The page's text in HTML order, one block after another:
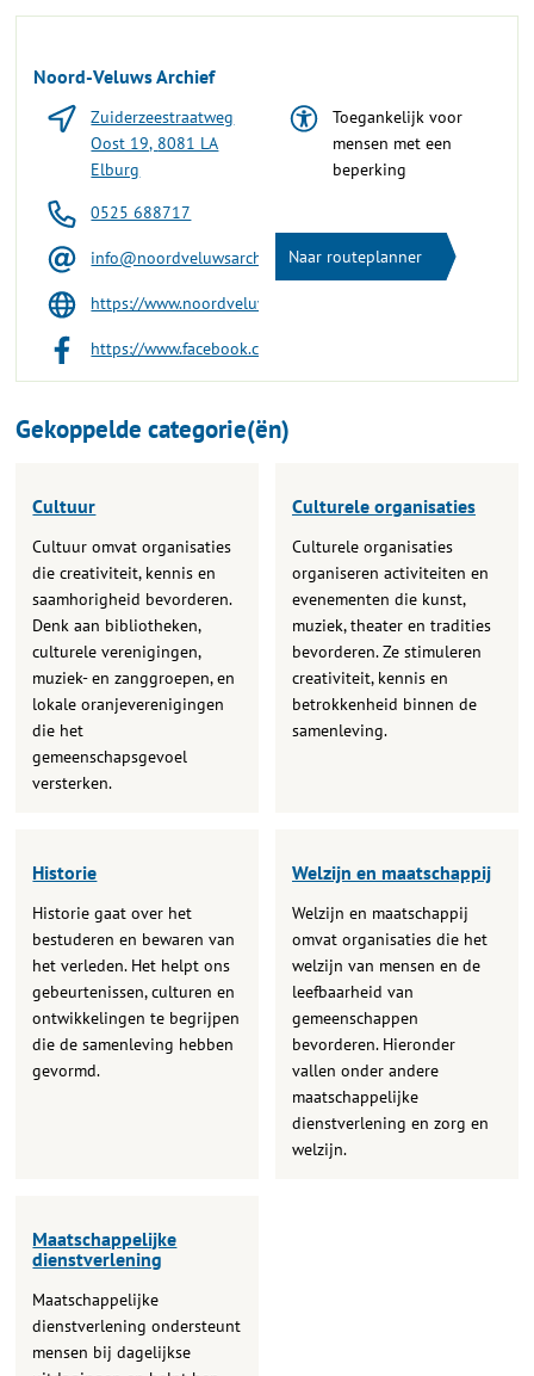
Noord-Veluws Archief
Zuiderzeestraatweg
Oost 19, 8081 LA
Elburg
0525 688717
info@noordveluwsarchief.nl
https://www.noordveluwsarchief.nl
https://www.facebook.com/noordveluwsarchief/
Toegankelijk voor
mensen met een
beperking
Naar routeplanner
Gekoppelde categorie(ën)
Cultuur
Cultuur omvat organisaties
die creativiteit, kennis en
saamhorigheid bevorderen.
Denk aan bibliotheken,
culturele verenigingen,
muziek- en zanggroepen, en
lokale oranjeverenigingen
die het
gemeenschapsgevoel
versterken.
Culturele organisaties
Culturele organisaties
organiseren activiteiten en
evenementen die kunst,
muziek, theater en tradities
bevorderen. Ze stimuleren
creativiteit, kennis en
betrokkenheid binnen de
samenleving.
Historie
Historie gaat over het
bestuderen en bewaren van
het verleden. Het helpt ons
gebeurtenissen, culturen en
ontwikkelingen te begrijpen
die de samenleving hebben
gevormd.
Welzijn en maatschappij
Welzijn en maatschappij
omvat organisaties die het
welzijn van mensen en de
leefbaarheid van
gemeenschappen
bevorderen. Hieronder
vallen onder andere
maatschappelijke
dienstverlening en zorg en
welzijn.
Maatschappelijke
dienstverlening
Maatschappelijke
dienstverlening ondersteunt
mensen bij dagelijkse